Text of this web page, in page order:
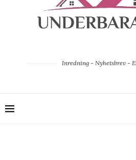
Inredning - Nyhetsbrev -